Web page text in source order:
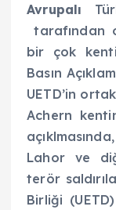
Avrupalı
tarafından
bir çok
Basın
UETD’in
Achern
Lahor ve
terör
Birliği